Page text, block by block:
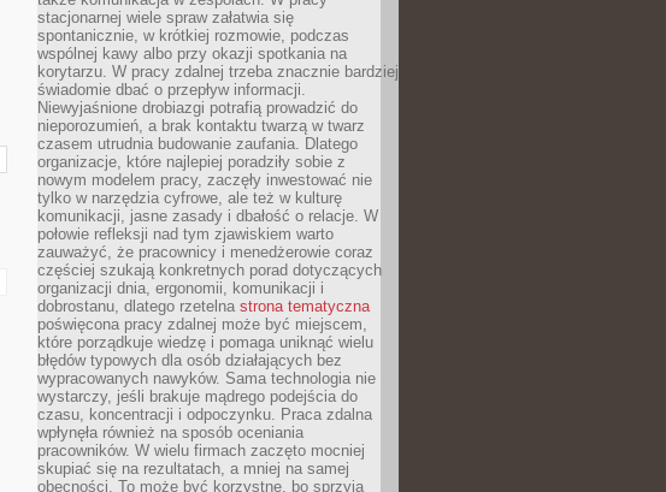
stacjonarnej wiele spraw załatwia się
spontanicznie, w krótkiej rozmowie, podczas
wspólnej kawy albo przy okazji spotkania na
korytarzu. W pracy zdalnej trzeba znacznie bardziej
świadomie dbać o przepływ informacji.
Niewyjaśnione drobiazgi potrafią prowadzić do
nieporozumień, a brak kontaktu twarzą w twarz
czasem utrudnia budowanie zaufania. Dlatego
organizacje, które najlepiej poradziły sobie z
nowym modelem pracy, zaczęły inwestować nie
tylko w narzędzia cyfrowe, ale też w kulturę
komunikacji, jasne zasady i dbałość o relacje. W
połowie refleksji nad tym zjawiskiem warto
zauważyć, że pracownicy i menedżerowie coraz
częściej szukają konkretnych porad dotyczących
organizacji dnia, ergonomii, komunikacji i
dobrostanu, dlatego rzetelna strona tematyczna
poświęcona pracy zdalnej może być miejscem,
które porządkuje wiedzę i pomaga uniknąć wielu
błędów typowych dla osób działających bez
wypracowanych nawyków. Sama technologia nie
wystarczy, jeśli brakuje mądrego podejścia do
czasu, koncentracji i odpoczynku. Praca zdalna
wpłynęła również na sposób oceniania
pracowników. W wielu firmach zaczęto mocniej
skupiać się na rezultatach, a mniej na samej
obecności. To może być korzystne, bo sprzyja